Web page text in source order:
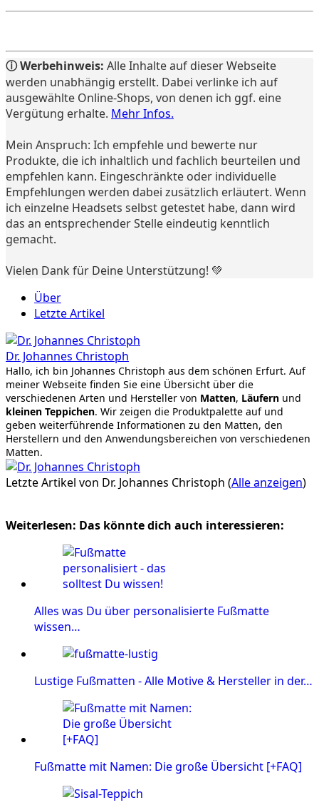
ⓘ Werbehinweis: Alle Inhalte auf dieser Webseite
werden unabhängig erstellt. Dabei verlinke ich auf
ausgewählte Online-Shops, von denen ich ggf. eine
Vergütung erhalte. Mehr Infos.
Mein Anspruch: Ich empfehle und bewerte nur
Produkte, die ich inhaltlich und fachlich beurteilen und
empfehlen kann. Eingeschränkte oder individuelle
Empfehlungen werden dabei zusätzlich erläutert. Wenn
ich einzelne Headsets selbst getestet habe, dann wird
das an entsprechender Stelle eindeutig kenntlich
gemacht.
Vielen Dank für Deine Unterstützung! 💚
Über
Letzte Artikel
Dr. Johannes Christoph
Hallo, ich bin Johannes Christoph aus dem schönen Erfurt. Auf
meiner Webseite finden Sie eine Übersicht über die
verschiedenen Arten und Hersteller von Matten, Läufern und
kleinen Teppichen. Wir zeigen die Produktpalette auf und
geben weiterführende Informationen zu den Matten, den
Herstellern und den Anwendungsbereichen von verschiedenen
Matten.
Letzte Artikel von Dr. Johannes Christoph (Alle anzeigen)
Weiterlesen: Das könnte dich auch interessieren:
Alles was Du über personalisierte Fußmatte
wissen…
Lustige Fußmatten - Alle Motive & Hersteller in der…
Fußmatte mit Namen: Die große Übersicht [+FAQ]